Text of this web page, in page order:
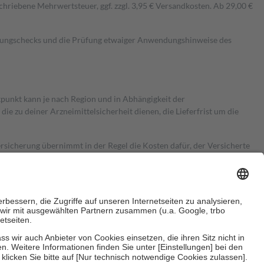
Mehrwertsteuer, ggf. zzgl. 3,95 € Versandkosten. Ab 29,00 €
und die Prüfung etwaiger Anwendungshinweise des
kann je nach Region und in Abhängigkeit der
zu deiner Arzneimittelsicherheit dienen, die Lieferfrist um die
übernimmt in der Regel die Kosten dafür, der Versicherte
Es sind jedoch nie mehr als die tatsächlichen Kosten der Leistung
Zuzahlungen